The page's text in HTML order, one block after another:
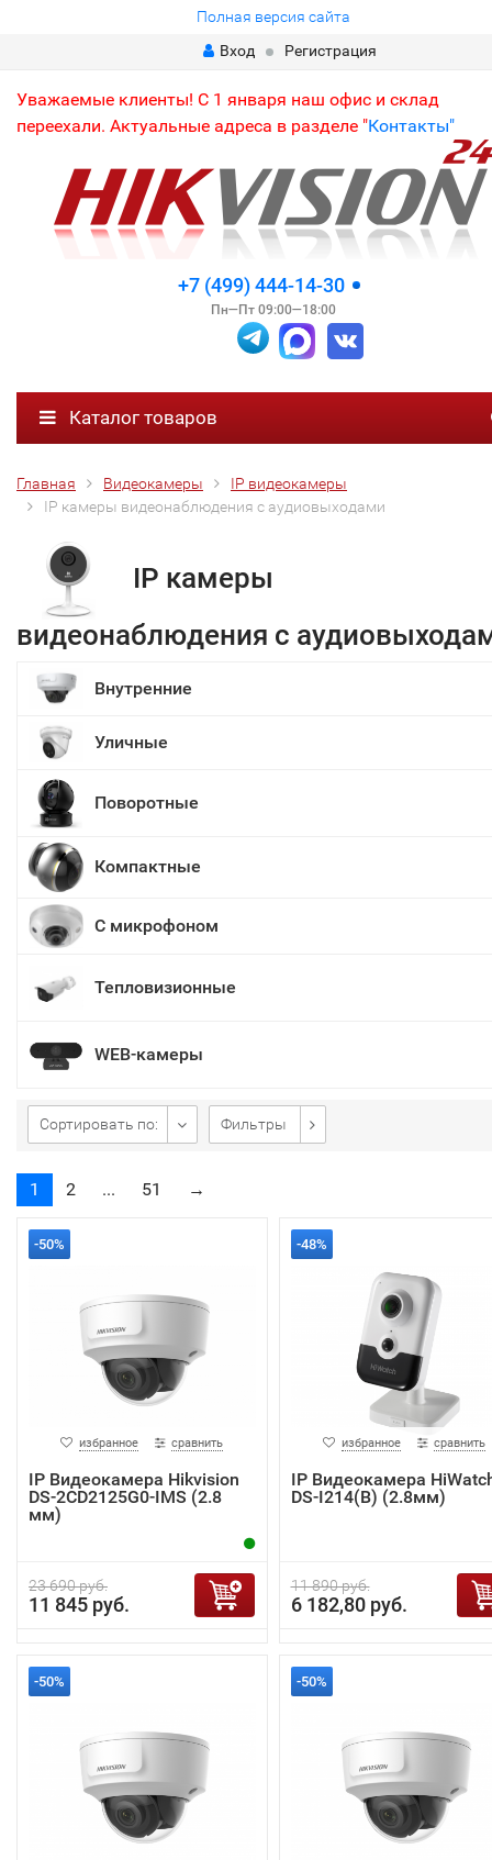
Полная версия сайта
Вход
Регистрация
Уважаемые клиенты! С 1 января наш офис и склад
переехали. Актуальные адреса в разделе "Контакты"
+7 (499) 444-14-30
Пн—Пт 09:00—18:00
Каталог товаров
Главная Видеокамеры
IP видеокамеры
IP камеры видеонаблюдения с аудиовыходами
IP камеры
видеонаблюдения с
Внутренние
Уличные
Поворотные
Компактные
С микрофоном
Тепловизионные
WEB-камеры
Сортировать по: Фильтры
1 2 ... 51 →
-50%
избранное сравнить
IP Видеокамера Hikvision
DS-2CD2125G0-IMS (2.8
мм)
23 690 руб.
11 845 руб.
-48%
избранное сравнить
IP Видеокамера
DS-I214(B) (2.8мм)
11 890 руб.
6 182,80 руб.
-50% -50%